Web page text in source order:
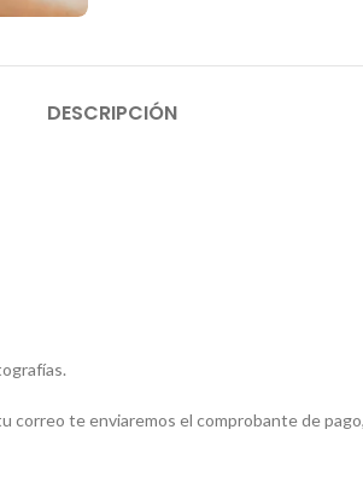
DESCRIPCIÓN
te enviaremos el comprobante de